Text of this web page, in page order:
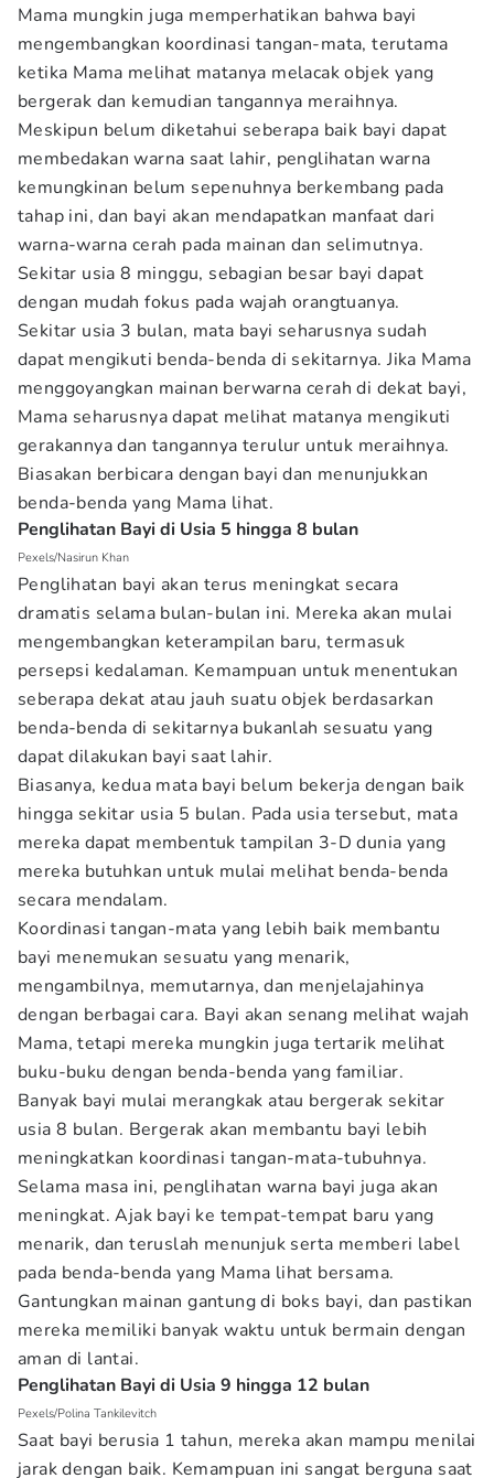
Mama mungkin juga memperhatikan bahwa bayi
mengembangkan koordinasi tangan-mata, terutama
ketika Mama melihat matanya melacak objek yang
bergerak dan kemudian tangannya meraihnya.
Meskipun belum diketahui seberapa baik bayi dapat
membedakan warna saat lahir, penglihatan warna
kemungkinan belum sepenuhnya berkembang pada
tahap ini, dan bayi akan mendapatkan manfaat dari
warna-warna cerah pada mainan dan selimutnya.
Sekitar usia 8 minggu, sebagian besar bayi dapat
dengan mudah fokus pada wajah orangtuanya.
Sekitar usia 3 bulan, mata bayi seharusnya sudah
dapat mengikuti benda-benda di sekitarnya. Jika Mama
menggoyangkan mainan berwarna cerah di dekat bayi,
Mama seharusnya dapat melihat matanya mengikuti
gerakannya dan tangannya terulur untuk meraihnya.
Biasakan berbicara dengan bayi dan menunjukkan
benda-benda yang Mama lihat.
Penglihatan Bayi di Usia 5 hingga 8 bulan
Pexels/Nasirun Khan
Penglihatan bayi akan terus meningkat secara
dramatis selama bulan-bulan ini. Mereka akan mulai
mengembangkan keterampilan baru, termasuk
persepsi kedalaman. Kemampuan untuk menentukan
seberapa dekat atau jauh suatu objek berdasarkan
benda-benda di sekitarnya bukanlah sesuatu yang
dapat dilakukan bayi saat lahir.
Biasanya, kedua mata bayi belum bekerja dengan baik
hingga sekitar usia 5 bulan. Pada usia tersebut, mata
mereka dapat membentuk tampilan 3-D dunia yang
mereka butuhkan untuk mulai melihat benda-benda
secara mendalam.
Koordinasi tangan-mata yang lebih baik membantu
bayi menemukan sesuatu yang menarik,
mengambilnya, memutarnya, dan menjelajahinya
dengan berbagai cara. Bayi akan senang melihat wajah
Mama, tetapi mereka mungkin juga tertarik melihat
buku-buku dengan benda-benda yang familiar.
Banyak bayi mulai merangkak atau bergerak sekitar
usia 8 bulan. Bergerak akan membantu bayi lebih
meningkatkan koordinasi tangan-mata-tubuhnya.
Selama masa ini, penglihatan warna bayi juga akan
meningkat. Ajak bayi ke tempat-tempat baru yang
menarik, dan teruslah menunjuk serta memberi label
pada benda-benda yang Mama lihat bersama.
Gantungkan mainan gantung di boks bayi, dan pastikan
mereka memiliki banyak waktu untuk bermain dengan
aman di lantai.
Penglihatan Bayi di Usia 9 hingga 12 bulan
Pexels/Polina Tankilevitch
Saat bayi berusia 1 tahun, mereka akan mampu menilai
jarak dengan baik. Kemampuan ini sangat berguna saat